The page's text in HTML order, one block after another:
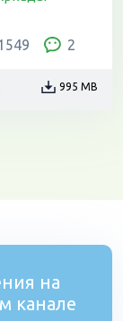
2
995 MB
на
канале